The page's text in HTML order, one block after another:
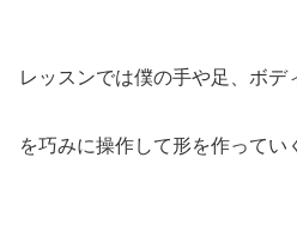
レッスンでは僕の手や足、ボデ
を巧みに操作して形を作ってい